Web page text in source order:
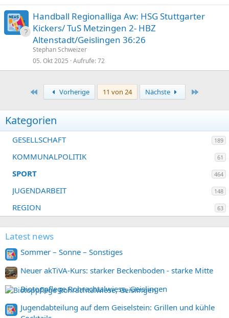
Handball Regionalliga Aw: HSG Stuttgarter
Kickers/ TuS Metzingen 2- HBZ
Altenstadt/Geislingen 36:26
Stephan Schweizer
05. Okt 2025 Aufrufe 72
Erste Vorherige 11 von 24 Nächste
Kategorien
GESELLSCHAFT 189
KOMMUNALPOLITIK 61
SPORT 464
JUGENDARBEIT 148
REGION 63
Latest news
Sommer – Sonne – Sonstiges
Neuer akTiVA-Kurs: starker Beckenboden - starke Mitte
Biotoppflege Rohrachtalwiese, Geislingen
Jugendabteilung auf dem Geiselstein: Grillen und kühle